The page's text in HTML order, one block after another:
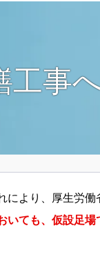
工事
より、厚生労働
いても、仮設足場